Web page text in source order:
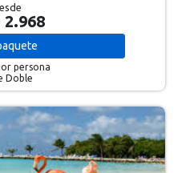
2.968
persona
Doble